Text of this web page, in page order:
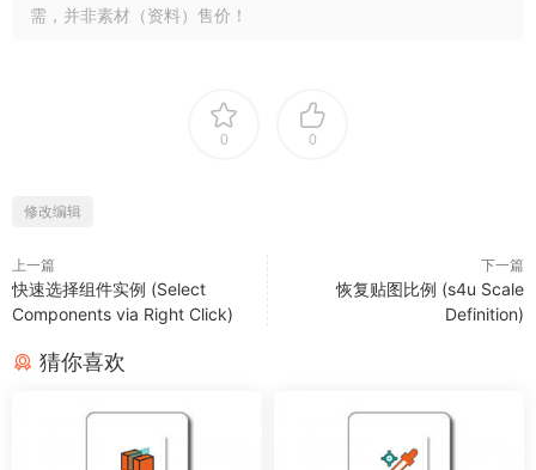
需，并非素材（资料）售价！
0 0
修改编辑
上一篇
快速选择组件实例 (Select
Components via Right Click)
下一篇
恢复贴图比例 (s4u Scale
Definition)
猜你喜欢